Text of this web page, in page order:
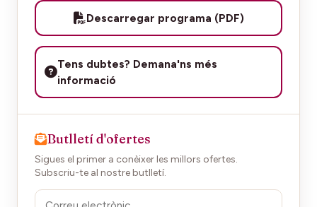
Descarregar programa (PDF)
Tens dubtes? Demana'ns més
informació
Butlletí d'ofertes
Sigues el primer a conèixer les millors ofertes.
Subscriu-te al nostre butlletí.